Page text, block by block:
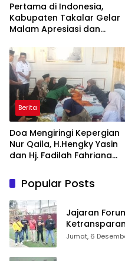
Pertama di Indonesia,
Kabupaten Takalar Gelar
Malam Apresiasi dan
Panggung Penghargaan
bagi Pelayan Publik
Berprestasi
Berita
Doa Mengiringi Kepergian
Nur Qaila, H.Hengky Yasin
dan Hj. Fadilah Fahriana
Keluarga
Popular Posts
Jajaran
Damkar Di
Jumat, 6